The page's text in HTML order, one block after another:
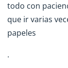
todo con
que ir varias
papeles
.